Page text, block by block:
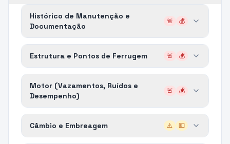
Histórico de Manutenção e
Documentação
🚨 💰
Estrutura e Pontos de Ferrugem 🚨 💰
Motor (Vazamentos, Ruídos e
Desempenho)
🚨 💰
Câmbio e Embreagem ⚠️ 💵